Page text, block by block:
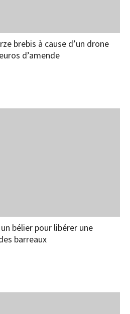
brebis à cause d’un drone
d’amende
bélier pour libérer une
barreaux